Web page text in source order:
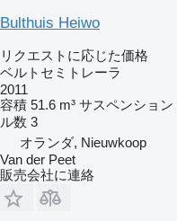
Bulthuis Heiwo
リクエストに応じた価格
ベルトセミトレーラ
2011
容積 51.6 m³ サスペンション
ル数 3
オランダ, Nieuwkoop
Van der Peet
販売会社に連絡